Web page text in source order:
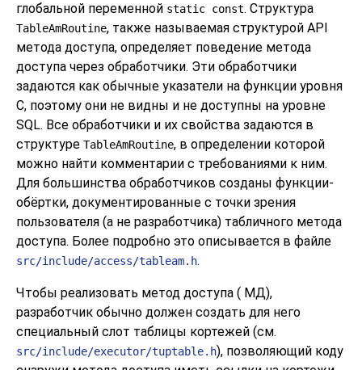
глобальной переменной static const. Структура
TableAmRoutine, также называемая структурой API
метода доступа, определяет поведение метода
доступа через обработчики. Эти обработчики
задаются как обычные указатели на функции уровня
C, поэтому они не видны и не доступны на уровне
SQL. Все обработчики и их свойства задаются в
структуре TableAmRoutine, в определении которой
можно найти комментарии с требованиями к ним.
Для большинства обработчиков созданы функции-
обёртки, документированные с точки зрения
пользователя (а не разработчика) табличного метода
доступа. Более подробно это описывается в файле
src/include/access/tableam.h.
Чтобы реализовать метод доступа ( МД),
разработчик обычно должен создать для него
специальный слот таблицы кортежей (см.
src/include/executor/tuptable.h), позволяющий коду